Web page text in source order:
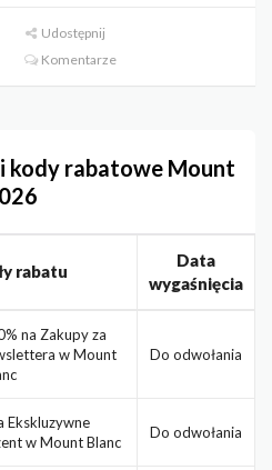
Udostępnij
Komentarze
kody rabatowe Mount
rabatu
Data
wygaśnięcia
na Zakupy za
w Mount
Do odwołania
Ekskluzywne
w Mount Blanc
Do odwołania